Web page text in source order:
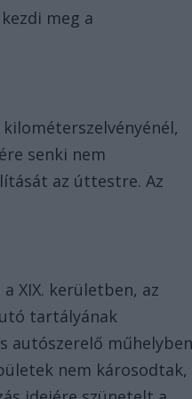
meg a
senki nem
az úttestre. Az
XIX. kerületben, az
tartályának
autószerelő
nem károsodtak,